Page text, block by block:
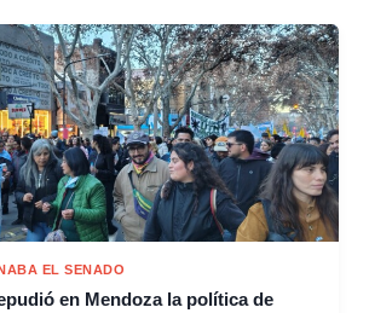
EL SENADO
en Mendoza la política de